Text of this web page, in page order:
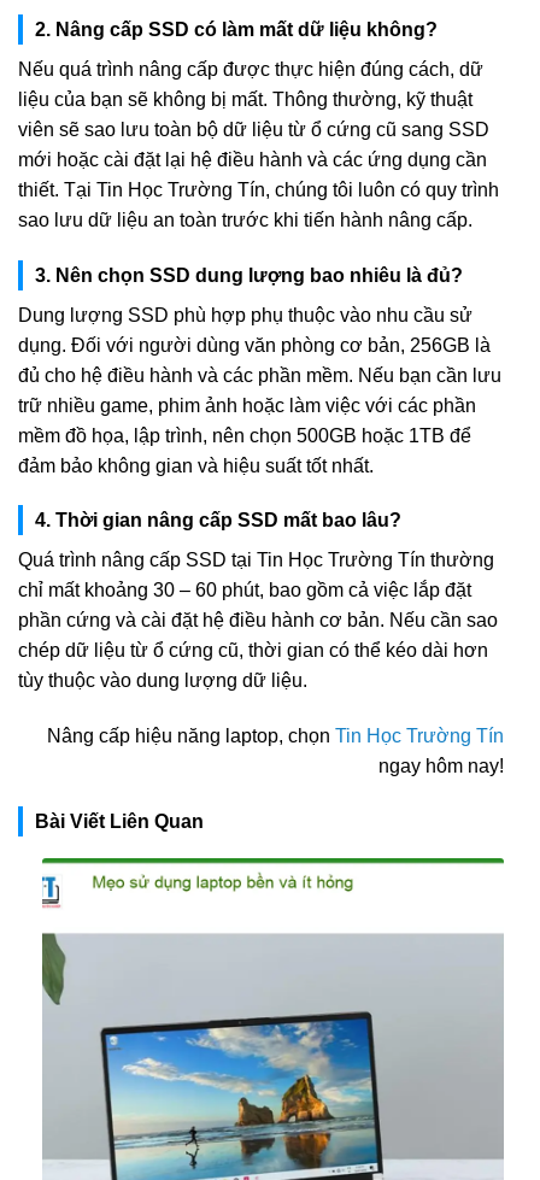
2. Nâng cấp SSD có làm mất dữ liệu không?
Nếu quá trình nâng cấp được thực hiện đúng cách, dữ
liệu của bạn sẽ không bị mất. Thông thường, kỹ thuật
viên sẽ sao lưu toàn bộ dữ liệu từ ổ cứng cũ sang SSD
mới hoặc cài đặt lại hệ điều hành và các ứng dụng cần
thiết. Tại Tin Học Trường Tín, chúng tôi luôn có quy trình
sao lưu dữ liệu an toàn trước khi tiến hành nâng cấp.
3. Nên chọn SSD dung lượng bao nhiêu là đủ?
Dung lượng SSD phù hợp phụ thuộc vào nhu cầu sử
dụng. Đối với người dùng văn phòng cơ bản, 256GB là
đủ cho hệ điều hành và các phần mềm. Nếu bạn cần lưu
trữ nhiều game, phim ảnh hoặc làm việc với các phần
mềm đồ họa, lập trình, nên chọn 500GB hoặc 1TB để
đảm bảo không gian và hiệu suất tốt nhất.
4. Thời gian nâng cấp SSD mất bao lâu?
Quá trình nâng cấp SSD tại Tin Học Trường Tín thường
chỉ mất khoảng 30 – 60 phút, bao gồm cả việc lắp đặt
phần cứng và cài đặt hệ điều hành cơ bản. Nếu cần sao
chép dữ liệu từ ổ cứng cũ, thời gian có thể kéo dài hơn
tùy thuộc vào dung lượng dữ liệu.
Nâng cấp hiệu năng laptop, chọn Tin Học Trường Tín
ngay hôm nay!
Bài Viết Liên Quan